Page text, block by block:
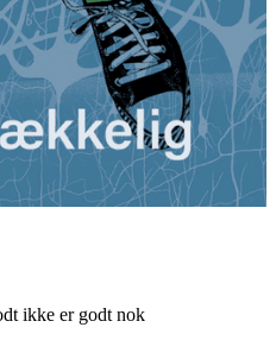
ikke er godt nok